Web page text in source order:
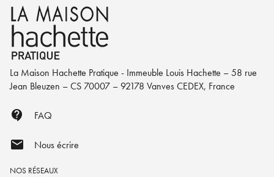
La Maison Hachette Pratique - Immeuble Louis Hachette – 58 rue
Jean Bleuzen – CS 70007 – 92178 Vanves CEDEX, France
contact_support FAQ
mail Nous écrire
NOS RÉSEAUX